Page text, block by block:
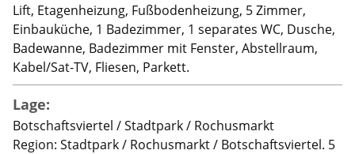
Lift, Etagenheizung, Fußbodenheizung, 5 Zimmer,
Einbauküche, 1 Badezimmer, 1 separates WC, Dusche,
Badewanne, Badezimmer mit Fenster, Abstellraum,
Kabel/Sat-TV, Fliesen, Parkett.
Lage:
Botschaftsviertel / Stadtpark / Rochusmarkt
Region: Stadtpark / Rochusmarkt / Botschaftsviertel. 5